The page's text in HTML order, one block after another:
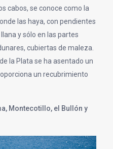
cabos, se conoce como la
las haya, con pendientes
y sólo en las partes
cubiertas de maleza.
la Plata se ha asentado un
un recubrimiento
Montecotillo, el Bullón y